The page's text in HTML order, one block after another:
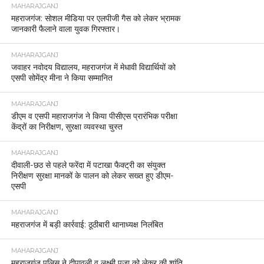
MAHARAJGANJ
महराजगंज: सोशल मीडिया पर एलपीजी गैस को लेकर भ्रामक
जानकारी फैलाने वाला युवक गिरफ्तार।
MAHARAJGANJ
जवाहर नवोदय विद्यालय, महराजगंज में मेधावी विद्यार्थियों को
एसपी सोमेंद्र मीना ने किया सम्मानित
MAHARAJGANJ
डीएम व एसपी महाराजगंज ने किया पीसीएस प्रारंभिक परीक्षा
केंद्रों का निरीक्षण, सुरक्षा व्यवस्था चुस्त
MAHARAJGANJ
दीवाली-छठ से पहले फरेंदा में पटाखा फैक्ट्री का संयुक्त
निरीक्षण सुरक्षा मानकों के पालन को लेकर सख्त हुए डीएम-
एसपी
MAHARAJGANJ
महराजगंज में बड़ी कार्रवाई: ठूठीबारी थानाध्यक्ष निलंबित
MAHARAJGANJ